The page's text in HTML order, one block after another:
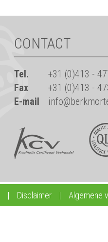
CONTACT
Tel.
+31 (0)413 -
Fax
+31 (0)413 -
E-mail
| Disclaimer | Algemene